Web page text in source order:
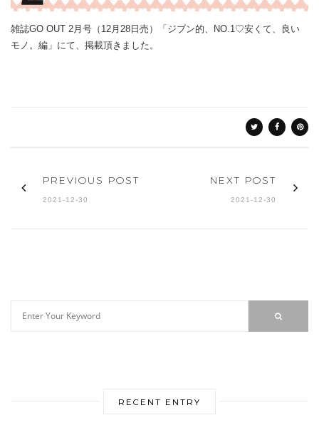
雑誌GO OUT 2月号（12月28日売）「ジブン的、NO.1♡安くて、良い
モノ。編」にて、掲載頂きました。
PREVIOUS POST
2021-12-30
NEXT POST
2021-12-30
RECENT ENTRY